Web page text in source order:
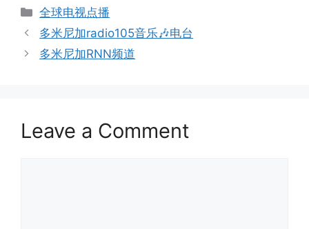
Categories
全球电视点播
多米尼加radio105音乐🎶电台
多米尼加RNN频道
Leave a Comment